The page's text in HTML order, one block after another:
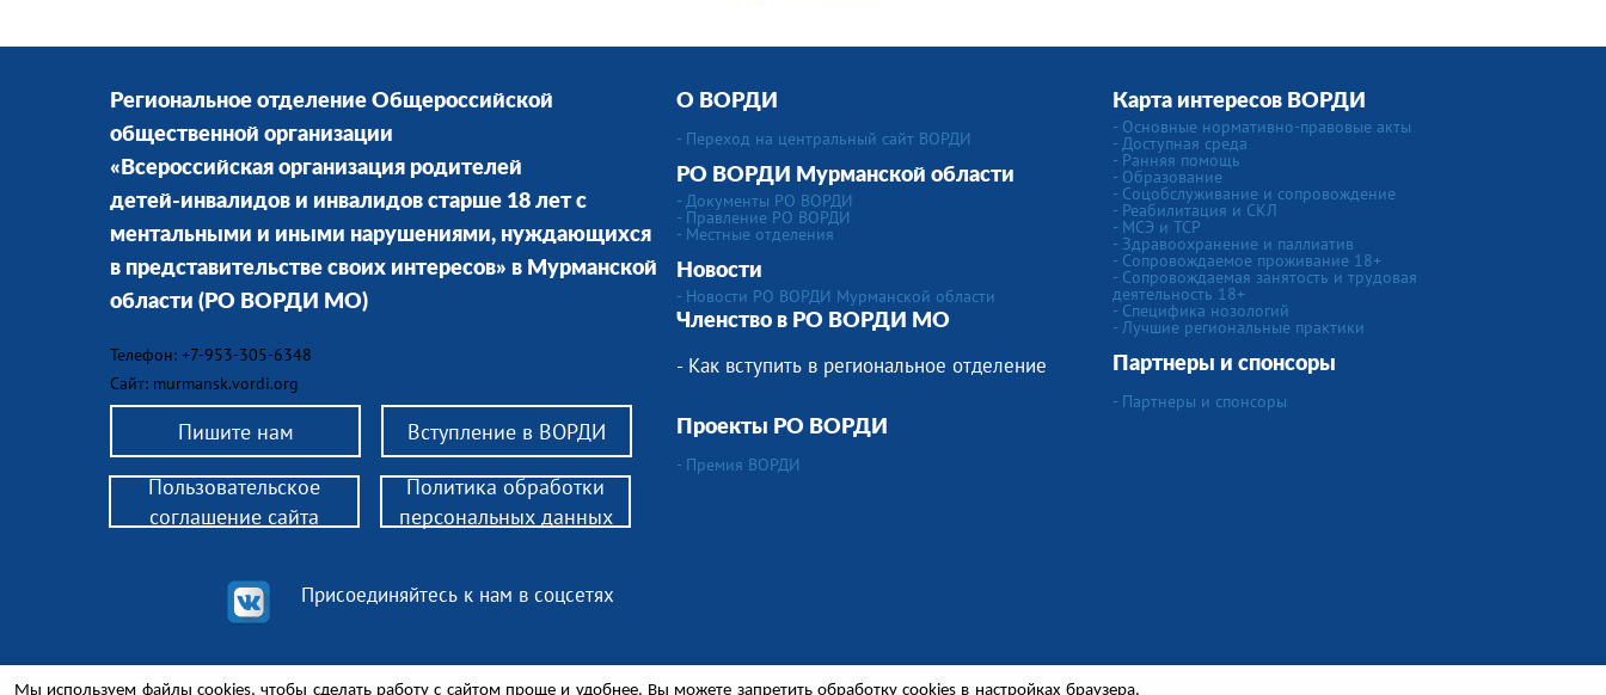
Региональное отделение Общероссийской
общественной организации
«Всероссийская организация родителей
детей-инвалидов и инвалидов старше 18 лет с
ментальными и иными нарушениями, нуждающихся
в представительстве своих интересов» в Мурманской
области (РО ВОРДИ МО)
Телефон: +7-953-305-6348
Сайт: murmansk.vordi.org
Пишите нам Вступление в ВОРДИ
О ВОРДИ
- Переход на центральный сайт ВОРДИ
РО ВОРДИ Мурманской области
- Документы РО ВОРДИ
- Правление РО ВОРДИ
- Местные отделения
Новости
- Новости РО ВОРДИ Мурманской области
Членство в РО ВОРДИ МО
- Как вступить в региональное отделение
Проекты РО ВОРДИ
- Премия ВОРДИ
Карта интересов ВОРДИ
- Основные нормативно-правовые акты
- Доступная среда
- Ранняя помощь
- Образование
- Соцобслуживание и сопровождение
- Реабилитация и СКЛ
- МСЭ и ТСР
- Здравоохранение и паллиатив
- Сопровождаемое проживание 18+
- Сопровождаемая занятость и трудовая
деятельность 18+
- Специфика нозологий
- Лучшие региональные практики
Партнеры и спонсоры
- Партнеры и спонсоры
Присоединяйтесь к нам в соцсетях
Пользовательское
соглашение сайта
Политика обработки
персональных данных
Мы используем файлы cookies, чтобы сделать работу с сайтом проще и удобнее. Вы можете запретить обработку сookies в настройках браузера.